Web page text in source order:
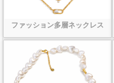
ファッション多層ネックレス